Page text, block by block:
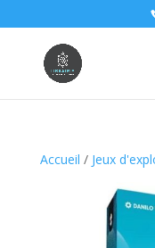
Accueil / Jeux